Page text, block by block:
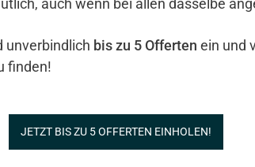
unverbindlich bis zu 5 Offerten ein und
finden!
JETZT BIS ZU 5 OFFERTEN EINHOLEN!